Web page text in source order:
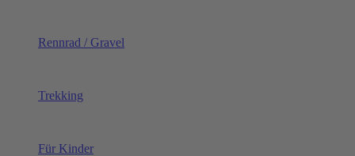
Rennrad / Gravel
Trekking
Für Kinder